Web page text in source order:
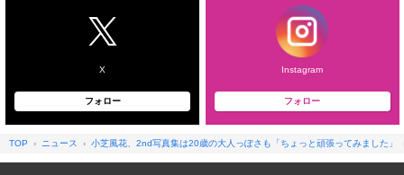
X
フォロー
Instagram
フォロー
TOP ニュース 小芝風花、2nd写真集は20歳の大人っぽさも「ちょっと頑張ってみました」